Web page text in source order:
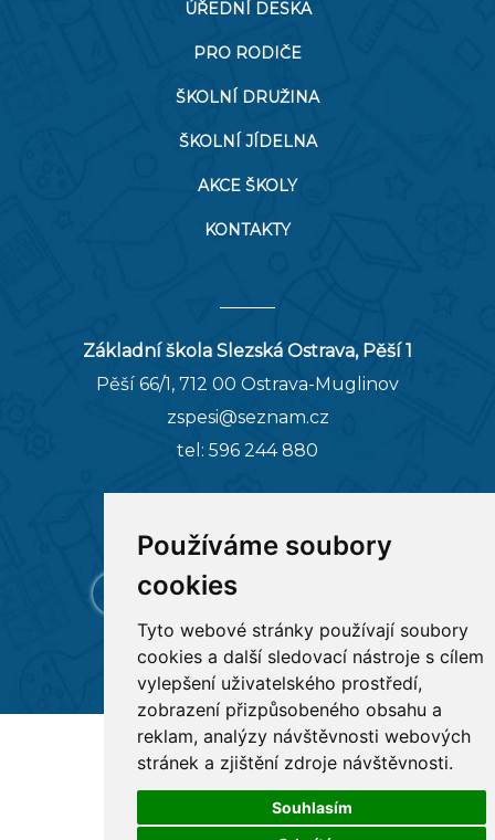
Používáme soubory
cookies
Tyto webové stránky používají soubory
cookies a další sledovací nástroje s cílem
vylepšení uživatelského prostředí,
zobrazení přizpůsobeného obsahu a
reklam, analýzy návštěvnosti webových
stránek a zjištění zdroje návštěvnosti.
Souhlasím
ÚŘEDNÍ DESKA
PRO RODIČE
ŠKOLNÍ DRUŽINA
ŠKOLNÍ JÍDELNA
AKCE ŠKOLY
KONTAKTY
Základní škola Slezská Ostrava, Pěší 1
Pěší 66/1, 712 00 Ostrava-Muglinov
zspesi@seznam.cz
tel: 596 244 880
RYCHLÉ ODKAZY
Všechna práva vyhrazenaZákladní škola Pěší 1
Tvorba a provoz webu: ISSA CZECH